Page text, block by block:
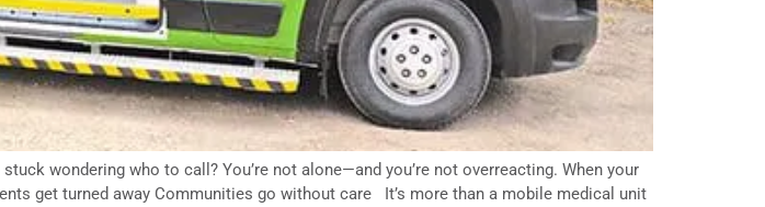
wondering who to call? You’re not alone—and you’re not overreacting. When your
get turned away Communities go without care It’s more than a mobile medical unit